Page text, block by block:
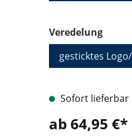
Veredelung
gesticktes
Sofort lieferbar
ab 64,95 €*